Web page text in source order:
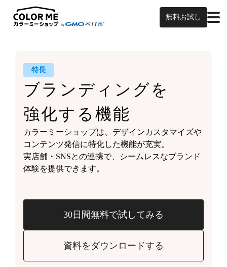
無料お試し
特長
ブランディングを
強化する機能
カラーミーショップは、 デザインカスタマイズや
コンテンツ発信に特化した機能が充実。
実店舗・SNSとの連携で、 シームレスなブランド
体験を提供できます。
30日間無料で試してみる
資料をダウンロードする